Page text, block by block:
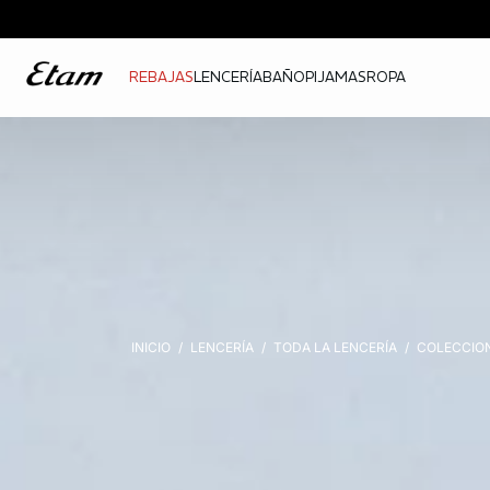
REBAJASLENCERÍABAÑOPIJAMASROPA
INICIO LENCERÍA TODA LA LENCERÍA